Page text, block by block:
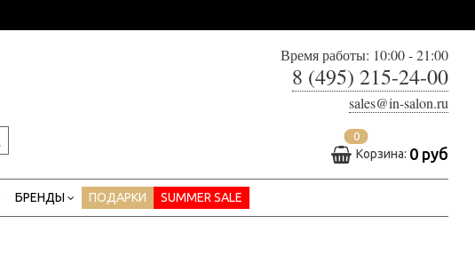
Время работы: 10:00 - 21:00
8 (495) 215-24-00
sales@in-salon.ru
0
Корзина: 0 руб
БРЕНДЫ ПОДАРКИ SUMMER SALE